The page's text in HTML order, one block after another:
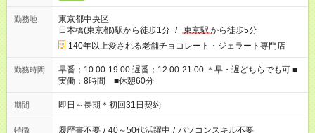
勤務地
東京都中央区
日本橋(東京都)駅から徒歩1分 / 東京駅から徒歩5分
140年以上愛される老舗チョコレート・ジェラート専門店
勤務時間
早番；10:00-19:00 遅番；12:00-21:00 ＊早・遅どちらでも可 ■
実働：8時間 ■休憩60分
期間 即日～長期＊初回31日契約
特徴 履歴書不要 / 40～50代活躍中 / パソコンスキル不要